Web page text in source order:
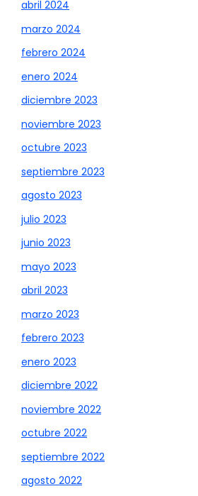
abril 2024
marzo 2024
febrero 2024
enero 2024
diciembre 2023
noviembre 2023
octubre 2023
septiembre 2023
agosto 2023
julio 2023
junio 2023
mayo 2023
abril 2023
marzo 2023
febrero 2023
enero 2023
diciembre 2022
noviembre 2022
octubre 2022
septiembre 2022
agosto 2022